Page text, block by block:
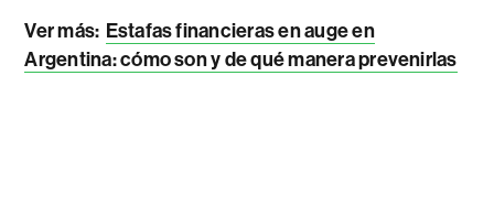
Ver más: Estafas financieras en auge en
Argentina: cómo son y de qué manera prevenirlas